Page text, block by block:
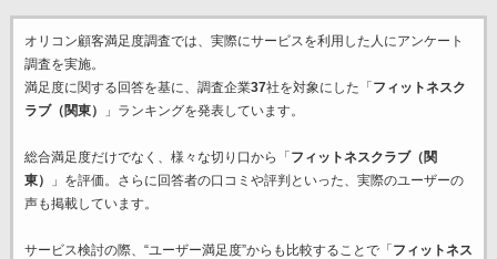
オリコン顧客満足度調査では、実際にサービスを利用した 人にアンケート
調査を実施。
満足度に関する回答を基に、調査企業37社を対象にした「 フィットネスク
ラブ（関東）
」ランキングを発表しています。
総合満足度だけでなく、様々な切り口から「 フィットネスクラブ（関
東）
」を評価。さらに回答者の口コミや評判といった、実際のユーザーの
声も掲載しています。
サービス検討の際、“ユーザー満足度”からも比較することで「 フィットネス